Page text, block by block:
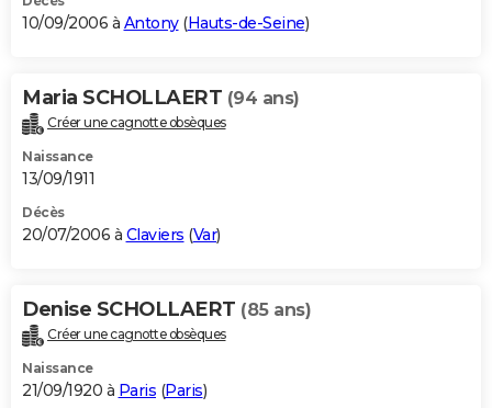
10/09/2006 à Antony(Hauts-de-Seine)
Maria SCHOLLAERT (94 ans)
Créer une cagnotte obsèques
Naissance
13/09/1911
Décès
20/07/2006 à Claviers (Var)
Denise SCHOLLAERT (85 ans)
Créer une cagnotte obsèques
Naissance
21/09/1920 à Paris (Paris)